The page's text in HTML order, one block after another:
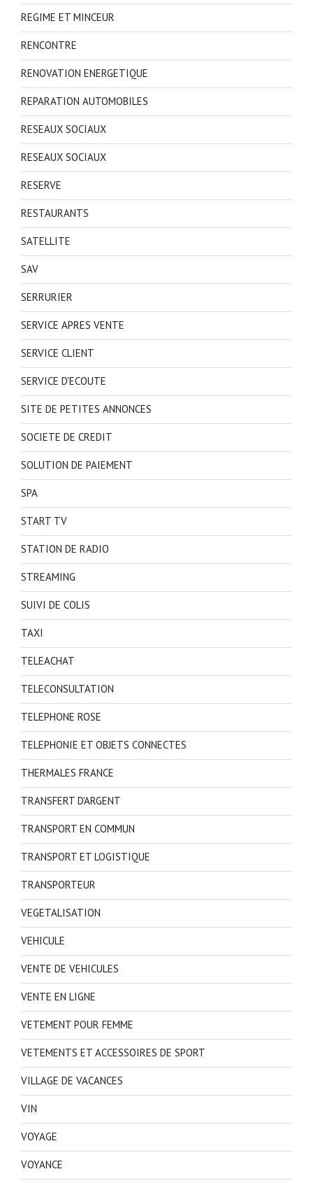
REGIME ET MINCEUR
RENCONTRE
RENOVATION ENERGETIQUE
REPARATION AUTOMOBILES
RESEAUX SOCIAUX
RESEAUX SOCIAUX
RESERVE
RESTAURANTS
SATELLITE
SAV
SERRURIER
SERVICE APRES VENTE
SERVICE CLIENT
SERVICE D'ECOUTE
SITE DE PETITES ANNONCES
SOCIETE DE CREDIT
SOLUTION DE PAIEMENT
SPA
START TV
STATION DE RADIO
STREAMING
SUIVI DE COLIS
TAXI
TELEACHAT
TELECONSULTATION
TELEPHONE ROSE
TELEPHONIE ET OBJETS CONNECTES
THERMALES FRANCE
TRANSFERT D'ARGENT
TRANSPORT EN COMMUN
TRANSPORT ET LOGISTIQUE
TRANSPORTEUR
VEGETALISATION
VEHICULE
VENTE DE VEHICULES
VENTE EN LIGNE
VETEMENT POUR FEMME
VETEMENTS ET ACCESSOIRES DE SPORT
VILLAGE DE VACANCES
VIN
VOYAGE
VOYANCE